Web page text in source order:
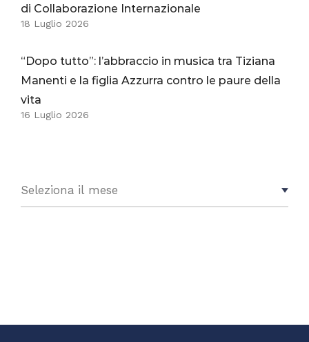
di Collaborazione Internazionale
18 Luglio 2026
“Dopo tutto”: l’abbraccio in musica tra Tiziana
Manenti e la figlia Azzurra contro le paure della
vita
16 Luglio 2026